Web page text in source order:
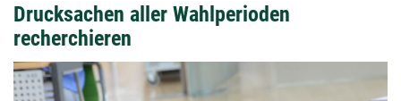
Drucksachen aller Wahlperioden
recherchieren